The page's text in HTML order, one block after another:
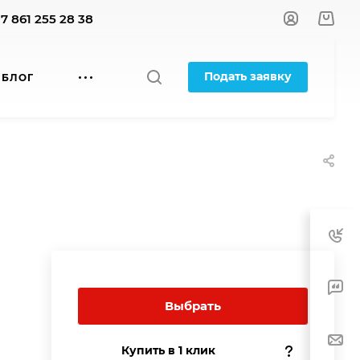
861 255 28 38
БЛОГ Подать заявку
Выбрать
Купить в 1 клик